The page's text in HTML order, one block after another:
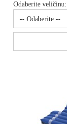
Odaberite veličinu: